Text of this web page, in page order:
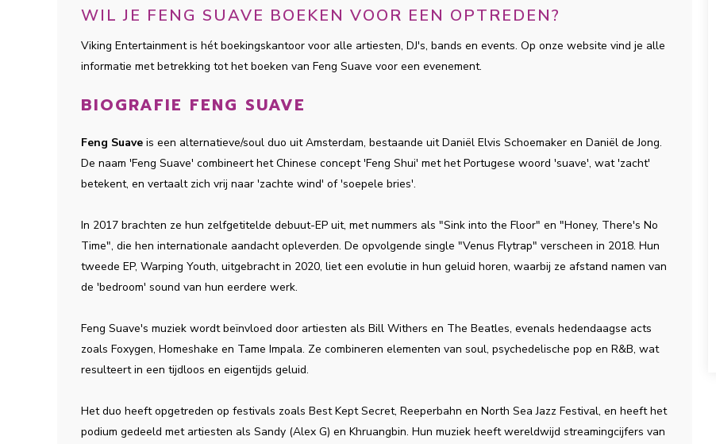
WIL JE FENG SUAVE BOEKEN VOOR EEN OPTREDEN?
Viking Entertainment is hét boekingskantoor voor alle artiesten, DJ's, bands en events. Op onze website vind je alle
informatie met betrekking tot het boeken van Feng Suave voor een evenement.
BIOGRAFIE FENG SUAVE
Feng Suave is een alternatieve/soul duo uit Amsterdam, bestaande uit Daniël Elvis Schoemaker en Daniël de Jong.
De naam 'Feng Suave' combineert het Chinese concept 'Feng Shui' met het Portugese woord 'suave', wat 'zacht'
betekent, en vertaalt zich vrij naar 'zachte wind' of 'soepele bries'.
In 2017 brachten ze hun zelfgetitelde debuut-EP uit, met nummers als "Sink into the Floor" en "Honey, There's No
Time", die hen internationale aandacht opleverden. De opvolgende single "Venus Flytrap" verscheen in 2018. Hun
tweede EP, Warping Youth, uitgebracht in 2020, liet een evolutie in hun geluid horen, waarbij ze afstand namen van
de 'bedroom' sound van hun eerdere werk.
Feng Suave's muziek wordt beïnvloed door artiesten als Bill Withers en The Beatles, evenals hedendaagse acts
zoals Foxygen, Homeshake en Tame Impala. Ze combineren elementen van soul, psychedelische pop en R&B, wat
resulteert in een tijdloos en eigentijds geluid.
Het duo heeft opgetreden op festivals zoals Best Kept Secret, Reeperbahn en North Sea Jazz Festival, en heeft het
podium gedeeld met artiesten als Sandy (Alex G) en Khruangbin. Hun muziek heeft wereldwijd streamingcijfers van